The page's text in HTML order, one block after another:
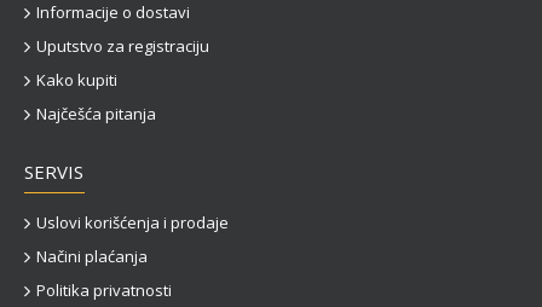
Informacije o dostavi
Uputstvo za registraciju
Kako kupiti
Najčešća pitanja
SERVIS
Uslovi korišćenja i prodaje
Načini plaćanja
Politika privatnosti